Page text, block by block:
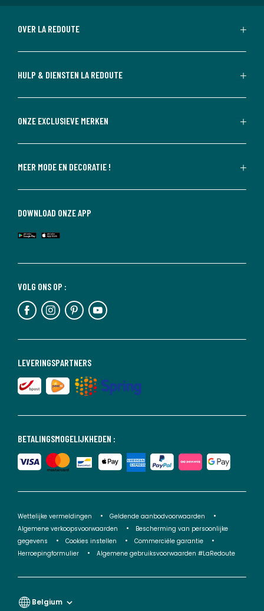
OVER LA REDOUTE
HULP & DIENSTEN LA REDOUTE
ONZE EXCLUSIEVE MERKEN
MEER MODE EN DECORATIE !
BETALINGSMOGELIJKHEDEN :
LEVERINGSPARTNERS
VOLG ONS OP :
DOWNLOAD ONZE APP
Wettelijke vermeldingen
Geldende aanbodvoorwaarden
Algemene verkoopsvoorwaarden
Bescherming van persoonlijke
gegevens
Cookies instellen
Commerciële garantie
Herroepingformulier
Algemene gebruiksvoorwaarden #LaRedoute
Belgium